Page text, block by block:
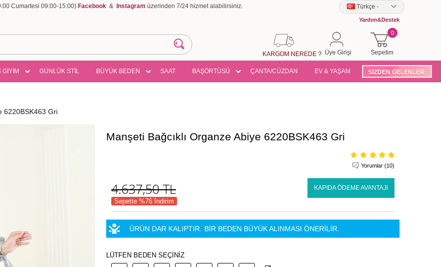
Cumartesi 09:00-15:00) Facebook & Instagram üzerinden 7/24 hizmet alabilirsiniz. Türkçe -
Yardım&Destek
Sepetim
0
Üye Girişi
KARGOM NEREDE ?
GİYİM GÜNLÜK STİL BÜYÜK BEDEN SAAT BAŞÖRTÜSÜ ÇANTA/CÜZDAN EV & YAŞAM SİZDEN GELENLER
6220BSK463 Gri
Manşeti Bağcıklı Organze Abiye 6220BSK463 Gri
Yorumlar (10)
4.637,50TL KAPIDA ÖDEME AVANTAJI
Sepette %76 İndirim
ÜRÜN DAR KALIPTIR. BİR BEDEN BÜYÜK ALINMASI ÖNERİLİR.
LÜTFEN BEDEN SEÇİNİZ